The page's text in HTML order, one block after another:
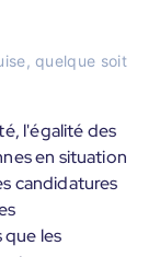
quelque soit
l'égalité des
en situation
candidatures
les